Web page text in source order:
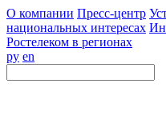
О компании Пресс-центр
национальных интересах
Ростелеком в регионах
ру en